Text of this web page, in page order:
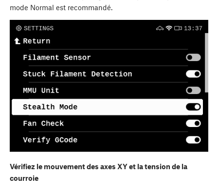
mode Normal est recommandé.
Vérifiez le mouvement des axes XY et la tension de la
courroie